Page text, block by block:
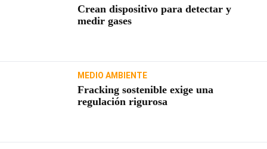
Crean dispositivo para detectar y
medir gases
MEDIO AMBIENTE
Fracking sostenible exige una
regulación rigurosa